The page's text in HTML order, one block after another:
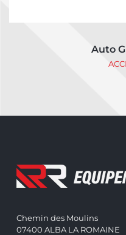
Auto
Chemin des Moulins
07400 ALBA LA ROMAINE